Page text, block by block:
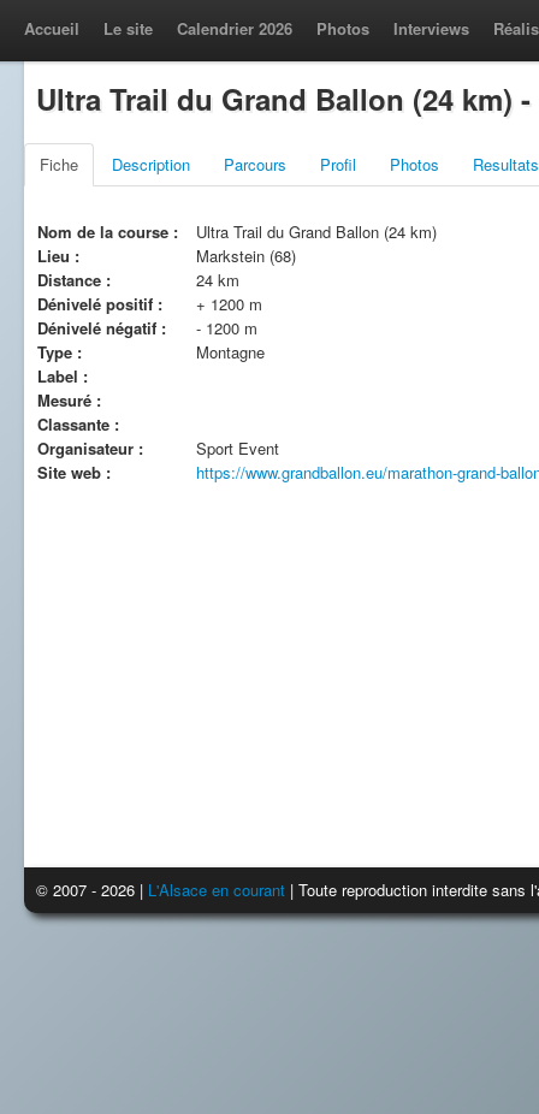
Accueil Le site Calendrier 2026 Photos Interviews
Ultra Trail du Grand Ballon (24 km)
Fiche Description Parcours Profil Photos Resultats
Nom de la course :
Ultra Trail du Grand Ballon (24 km)
Lieu :
Markstein (68)
Distance :
24 km
Dénivelé positif :
+ 1200 m
Dénivelé négatif :
- 1200 m
Type :
Montagne
Label :
Mesuré :
Classante :
Organisateur :
Sport Event
Site web :
https://www.grandballon.eu/marathon-grand-
© 2007 - 2026 | L'Alsace en courant | Toute reproduction interdite sans